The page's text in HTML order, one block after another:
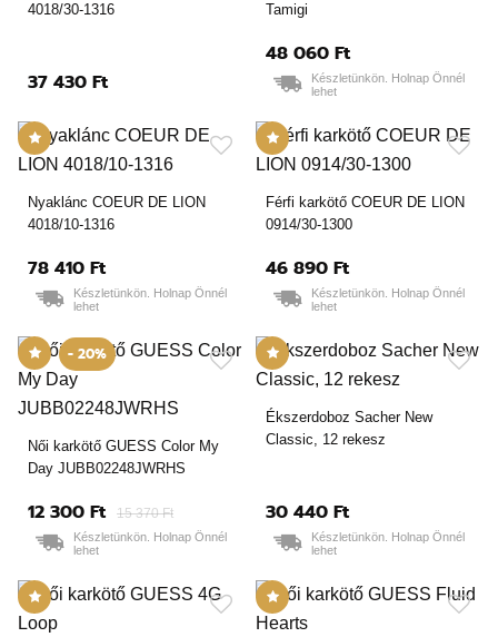
4018/30-1316
37 430 Ft
Tamigi
48 060 Ft
Készletünkön. Holnap Önnél
lehet
Nyaklánc COEUR DE LION
4018/10-1316
78 410 Ft
Készletünkön. Holnap Önnél
lehet
Férfi karkötő COEUR DE LION
0914/30-1300
46 890 Ft
Készletünkön. Holnap Önnél
lehet
- 20%
Női karkötő GUESS Color My
Day JUBB02248JWRHS
12 300 Ft 15 370 Ft
Készletünkön. Holnap Önnél
lehet
Ékszerdoboz Sacher New
Classic, 12 rekesz
30 440 Ft
Készletünkön. Holnap Önnél
lehet